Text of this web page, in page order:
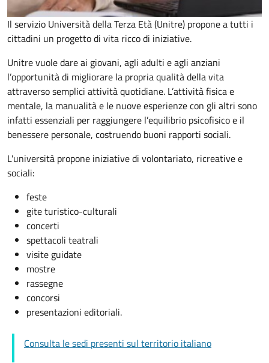
Il servizio Università della Terza Età (Unitre) propone a tutti i
cittadini un progetto di vita ricco di iniziative.
Unitre vuole dare ai giovani, agli adulti e agli anziani
l’opportunità di migliorare la propria qualità della vita
attraverso semplici attività quotidiane. L’attività fisica e
mentale, la manualità e le nuove esperienze con gli altri sono
infatti essenziali per raggiungere l’equilibrio psicofisico e il
benessere personale, costruendo buoni rapporti sociali.
L'università propone iniziative di volontariato, ricreative e
sociali:
feste
gite turistico-culturali
concerti
spettacoli teatrali
visite guidate
mostre
rassegne
concorsi
presentazioni editoriali.
Consulta le sedi presenti sul territorio italiano